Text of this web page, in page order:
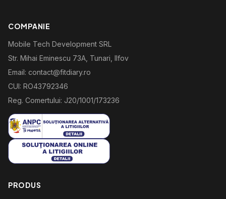
COMPANIE
Mobile Tech Development SRL
Str. Mihai Eminescu 73A, Tunari, Ilfov
Email: contact@fitdiary.ro
CUI: RO43792346
Reg. Comertului: J20/1001/173236
PRODUS